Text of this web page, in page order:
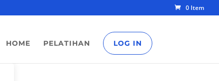
0 Item
HOME PELATIHAN LOG IN